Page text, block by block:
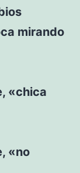
mirando
«chica
«no